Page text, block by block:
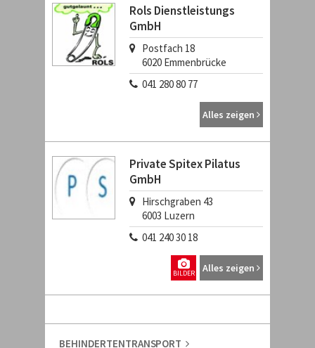
Rols Dienstleistungs
GmbH
Postfach 18
6020 Emmenbrücke
041 280 80 77
Alles zeigen
Private Spitex Pilatus
GmbH
Hirschgraben 43
6003 Luzern
041 240 30 18
Alles zeigen
BILDER
BEHINDERTENTRANSPORT